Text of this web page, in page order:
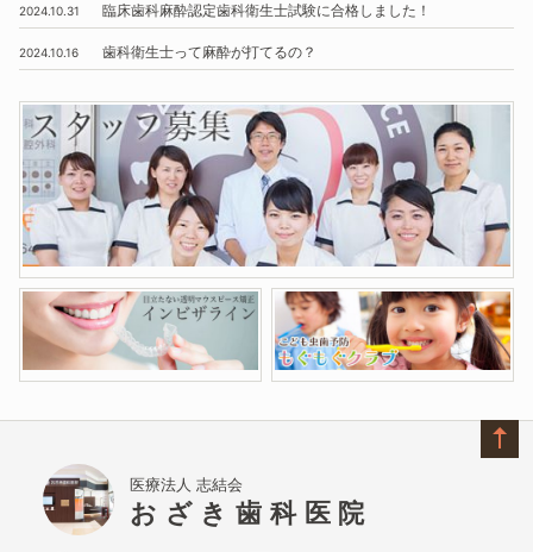
2024.10.31 臨床歯科麻酔認定歯科衛生士試験に合格しました！
2024.10.16 歯科衛生士って麻酔が打てるの？
医療法人 志結会
おざき歯科医院